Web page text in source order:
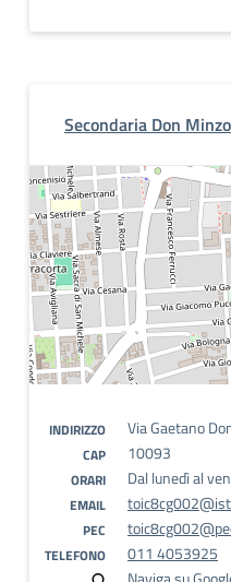
Secondaria Don
INDIRIZZO Via Gaetano
CAP 10093
ORARI Dal lunedì al
EMAIL
PEC
TELEFONO
011 4053925